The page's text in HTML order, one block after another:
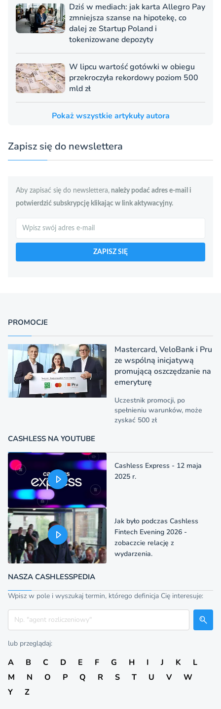
Dziś w mediach: jak karta Allegro Pay
zmniejsza szanse na hipotekę, co
dalej ze Startup Poland i
tokenizowane depozyty
W lipcu wartość gotówki w obiegu
przekroczyła rekordowy poziom 500
mld zł
Pokaż wszystkie artykuły autora
Zapisz się do newslettera
Aby zapisać się do newslettera, należy podać adres e-mail i
potwierdzić subskrypcję klikając w link aktywacyjny.
ZAPISZ SIĘ
PROMOCJE
Mastercard, VeloBank i Pru
ze wspólną inicjatywą
promującą oszczędzanie na
emeryturę
Uczestnik promocji, po
spełnieniu warunków, może
zyskać 500 zł
CASHLESS NA YOUTUBE
Cashless Express - 12 maja
2025 r.
Jak było podczas Cashless
Fintech Evening 2026 -
zobaczcie relację z
wydarzenia.
NASZA CASHLESSPEDIA
Wpisz w pole i wyszukaj termin, którego definicja Cię interesuje:
Szukaj
lub przeglądaj:
A B C D E F G H I J K
L
M
N O P Q R S T U V
W
Y
Z